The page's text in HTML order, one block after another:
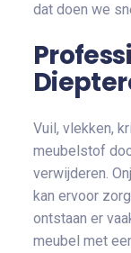
dat doen we
Vuil, vlekken,
meubelstof
verwijderen.
kan ervoor
ontstaan er
meubel met